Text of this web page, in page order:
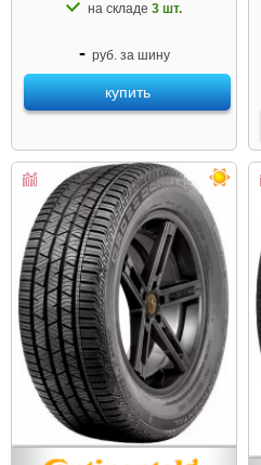
на складе 3 шт.
- руб. за шину
купить